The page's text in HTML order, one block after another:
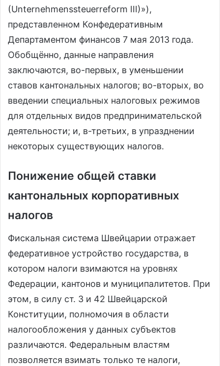
(Unternehmenssteuerreform III)»),
представленном Конфедеративным
Департаментом финансов 7 мая 2013 года.
Обобщённо, данные направления
заключаются, во-первых, в уменьшении
ставов кантональных налогов; во-вторых, во
введении специальных налоговых режимов
для отдельных видов предпринимательской
деятельности; и, в-третьих, в упразднении
некоторых существующих налогов.
Понижение общей ставки
кантональных корпоративных
налогов
Фискальная система Швейцарии отражает
федеративное устройство государства, в
котором налоги взимаются на уровнях
Федерации, кантонов и муниципалитетов. При
этом, в силу ст. 3 и 42 Швейцарской
Конституции, полномочия в области
налогообложения у данных субъектов
различаются. Федеральным властям
позволяется взимать только те налоги,